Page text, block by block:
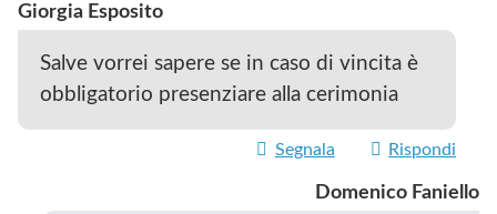
Giorgia Esposito
Salve vorrei sapere se in caso di vincita è
obbligatorio presenziare alla cerimonia
Segnala Rispondi
Domenico Faniello